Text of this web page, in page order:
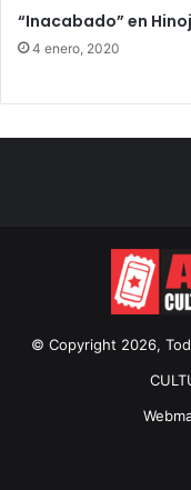
“Inacabado” en
4 enero, 2020
© Copyright 2026,